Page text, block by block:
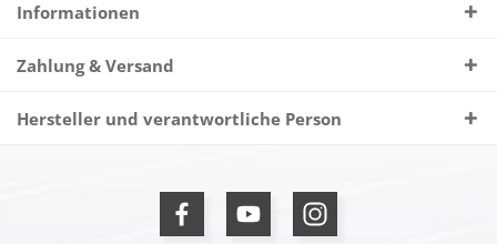
Informationen
Zahlung & Versand
Hersteller und verantwortliche Person